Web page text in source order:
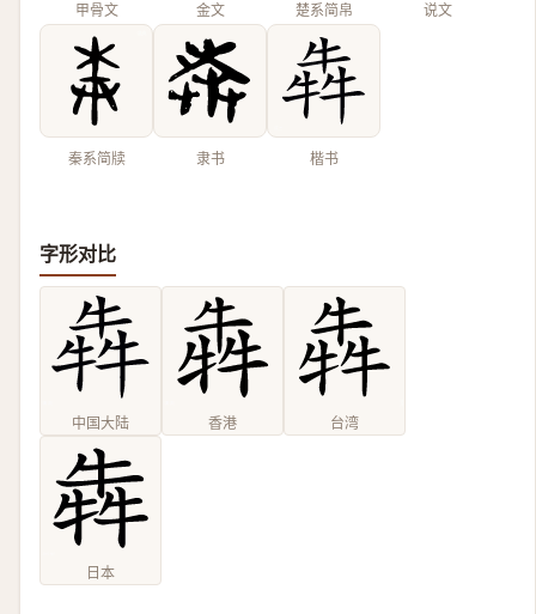
甲骨文 金文 楚系简帛 说文
秦系简牍 隶书 楷书
字形对比
中国大陆 香港 台湾
日本